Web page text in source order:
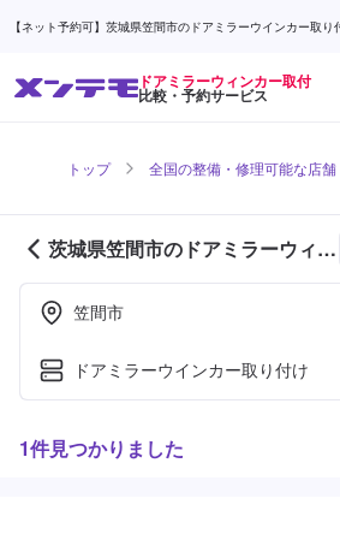
【ネット予約可】茨城県笠間市のドアミラーウインカー取り
ドアミラーウィンカー取付
比較・予約サービス
トップ 全国の整備・修理可能な店舗
茨城県笠間市のドアミラーウィン
カー取付対応店舗紹介 (1ページ
目) 笠間市
ドアミラーウインカー取り付け
1件見つかりました